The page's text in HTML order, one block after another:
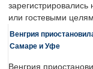
или гостевыми
Венгрия
Самаре и Уфе
Венгрия